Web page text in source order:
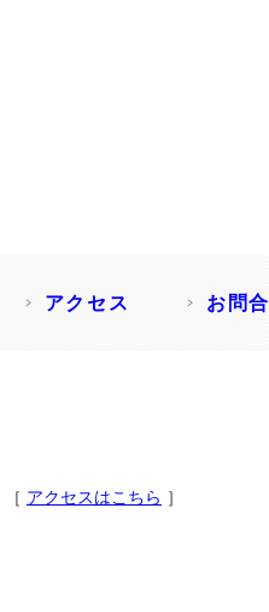
アクセス お問
［ アクセスはこちら ］